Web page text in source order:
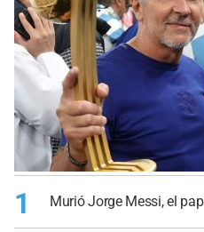
1 Murió Jorge Messi, el